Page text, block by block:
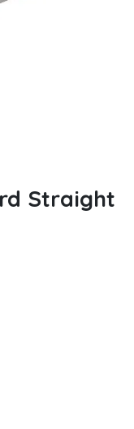
Straight